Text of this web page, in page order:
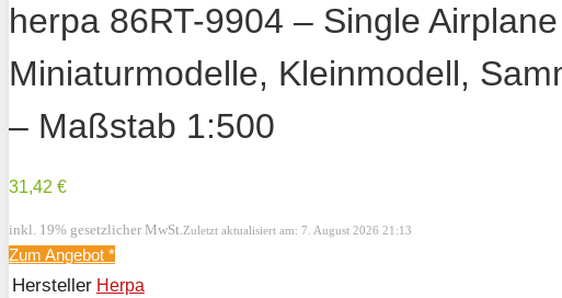
herpa 86RT-9904 – Single
Miniaturmodelle, Kleinmodell,
– Maßstab 1:500
31,42 €
inkl. 19% gesetzlicher MwSt. Zuletzt aktualisiert am: 7. August 2026 21:13
Zum Angebot *
Hersteller Herpa